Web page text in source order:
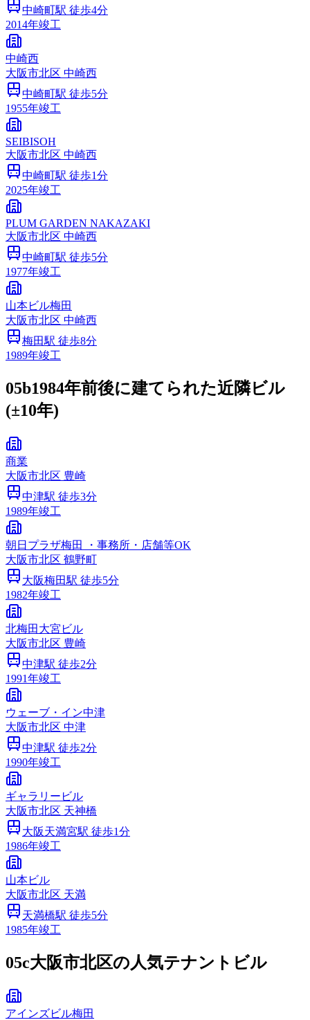
中崎町駅 徒歩4分
2014年竣工
中崎西
大阪市北区 中崎西
中崎町駅 徒歩5分
1955年竣工
SEIBISOH
大阪市北区 中崎西
中崎町駅 徒歩1分
2025年竣工
PLUM GARDEN NAKAZAKI
大阪市北区 中崎西
中崎町駅 徒歩5分
1977年竣工
山本ビル梅田
大阪市北区 中崎西
梅田駅 徒歩8分
1989年竣工
05b1984年前後に建てられた近隣ビル
(±10年)
商業
大阪市北区 豊崎
中津駅 徒歩3分
1989年竣工
朝日プラザ梅田 ・事務所・店舗等OK
大阪市北区 鶴野町
大阪梅田駅 徒歩5分
1982年竣工
北梅田大宮ビル
大阪市北区 豊崎
中津駅 徒歩2分
1991年竣工
ウェーブ・イン中津
大阪市北区 中津
中津駅 徒歩2分
1990年竣工
ギャラリービル
大阪市北区 天神橋
大阪天満宮駅 徒歩1分
1986年竣工
山本ビル
大阪市北区 天満
天満橋駅 徒歩5分
1985年竣工
05c大阪市北区の人気テナントビル
アインズビル梅田